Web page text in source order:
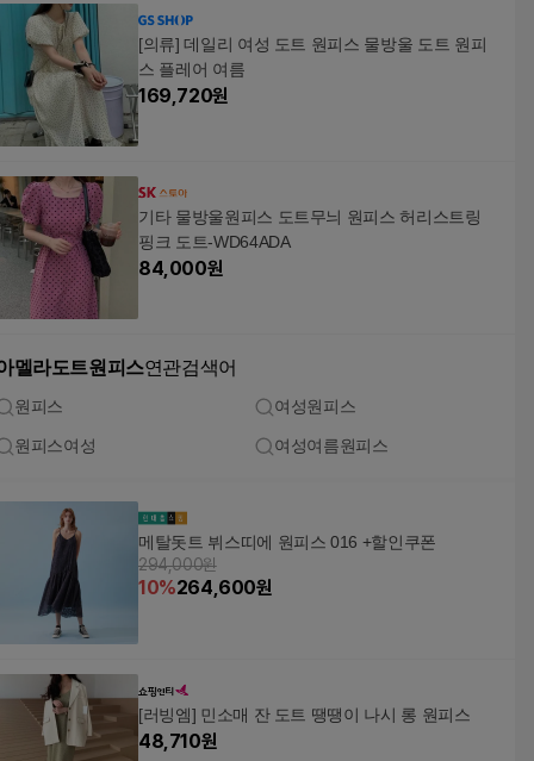
[의류] 데일리 여성 도트 원피스 물방울 도트 원피
스 플레어 여름
169,720원
기타 물방울원피스 도트무늬 원피스 허리스트링
핑크 도트-WD64ADA
84,000원
멜라도트원피스연관검색어
원피스 여성원피스
원피스여성 여성여름원피스
메탈돗트 뷔스띠에 원피스 016 +할인쿠폰
294,000원
10%264,600원
[러빙엠] 민소매 잔 도트 땡땡이 나시 롱 원피스
48,710원